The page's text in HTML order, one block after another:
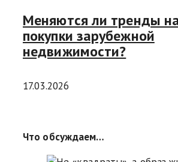
Меняются ли тренды
покупки зарубежной
недвижимости?
17.03.2026
Что обсуждаем…